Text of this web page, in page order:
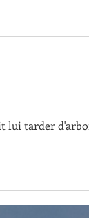
lui tarder